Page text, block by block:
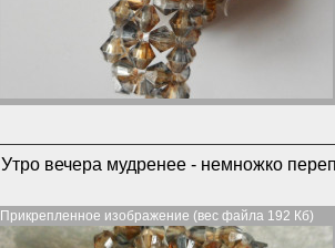
Утро вечера мудренее - немножко
Прикрепленное изображение (вес файла 192 Кб)